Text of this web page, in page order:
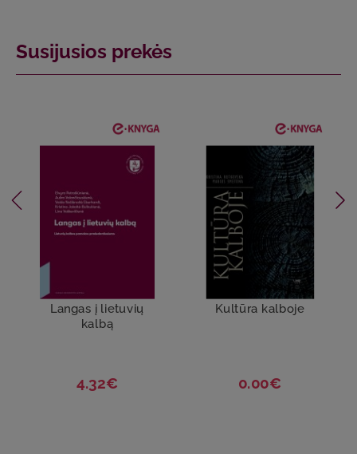
Susijusios prekės
Langas į lietuvių
kalbą
4.32€
Kultūra kalboje
0.00€